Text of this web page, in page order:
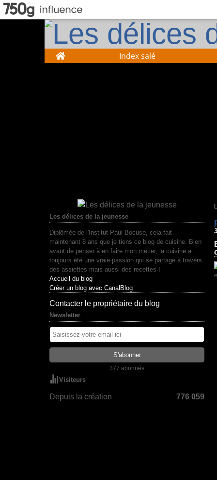
Home Index salé
Les délices de la jeunesse
Diplômée de l'Institut Paul Bocuse, cela fait
maintenant 8 ans que je tiens ce blog de cuisine. Bien
avant de penser à en faire mon métier, la cuisine a
toujours été une vraie passion qui se partage à travers
des assiettes mais aussi des recettes !
Accueil du blog
Créer un blog avec CanalBlog
Contacter le propriétaire du blog
Newsletter
377 abonnés
Visiteurs
Depuis la création 776 059